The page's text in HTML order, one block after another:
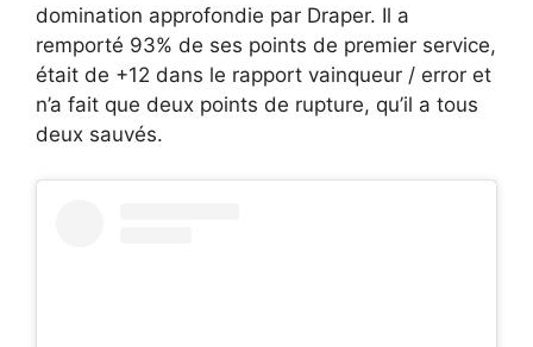
domination approfondie par Draper. Il a
remporté 93% de ses points de premier service,
était de +12 dans le rapport vainqueur / error et
n’a fait que deux points de rupture, qu’il a tous
deux sauvés.